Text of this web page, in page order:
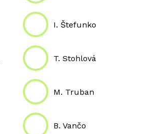
I. Štefunko
T. Stohlová
M. Truban
B. Vančo